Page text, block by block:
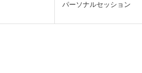
パーソナルセッション